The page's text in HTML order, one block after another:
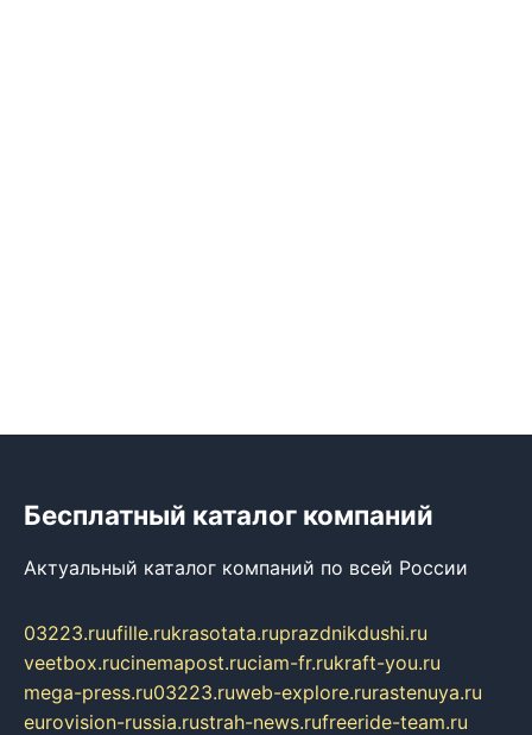
Бесплатный каталог компаний
Актуальный каталог компаний по всей России
03223.ruufille.rukrasotata.ruprazdnikdushi.ru
veetbox.rucinemapost.ruciam-fr.rukraft-you.ru
mega-press.ru03223.ruweb-explore.rurastenuya.ru
eurovision-russia.rustrah-news.rufreeride-team.ru